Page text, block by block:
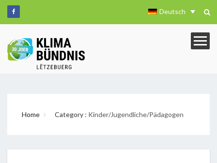
Deutsch
Home Category : Kinder/Jugendliche/Pädagogen